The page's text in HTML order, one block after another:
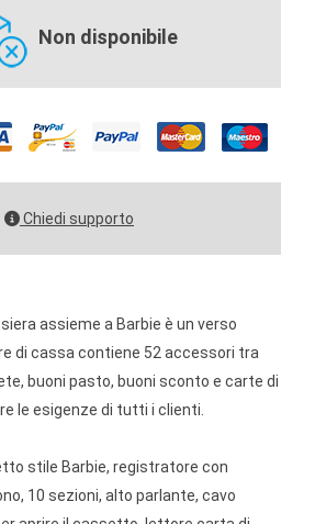
Non disponibile
Chiedi supporto
assieme a Barbie è un verso
di cassa contiene 52 accessori tra
buoni pasto, buoni sconto e carte di
le esigenze di tutti i clienti.
stile Barbie, registratore con
10 sezioni, alto parlante, cavo